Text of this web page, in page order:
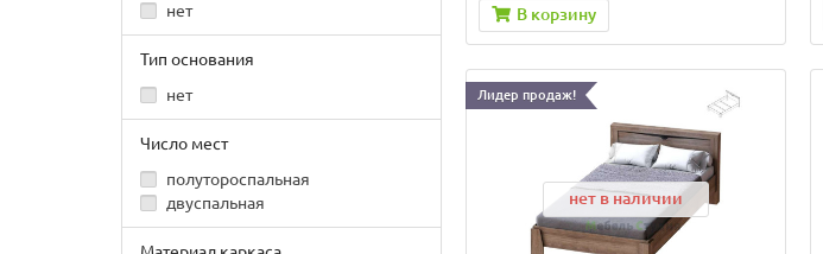
нет
Тип основания
нет
Число мест
полутороспальная
двуспальная
В корзину
Лидер продаж!
нет в наличии